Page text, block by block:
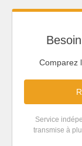
Comparez
Service
transmise à